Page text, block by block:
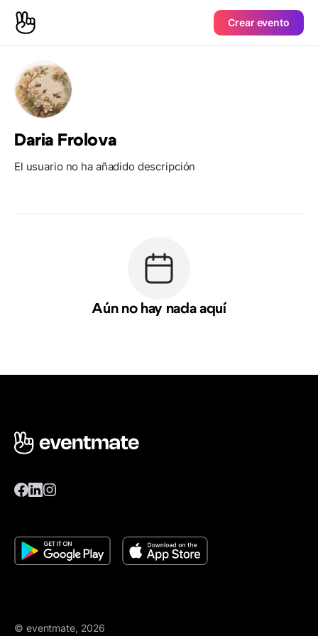
Crear evento
Daria Frolova
El usuario no ha añadido descripción
Aún no hay nada aquí
© eventmate, 2026